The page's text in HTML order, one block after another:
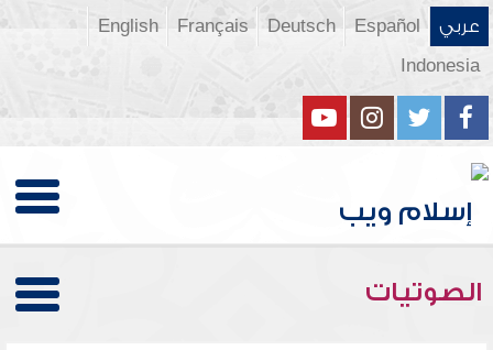
عربي Español
Deutsch
Français
English
Indonesia
الصوتيات